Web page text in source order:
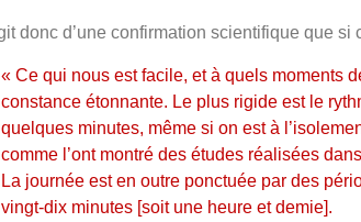
donc d’une confirmation scientifique que
« Ce qui nous est facile, et à quels moments
constance étonnante. Le plus rigide est le
quelques minutes, même si on est à
comme l’ont montré des études réalisées
La journée est en outre ponctuée par des
vingt-dix minutes [soit une heure et demie].